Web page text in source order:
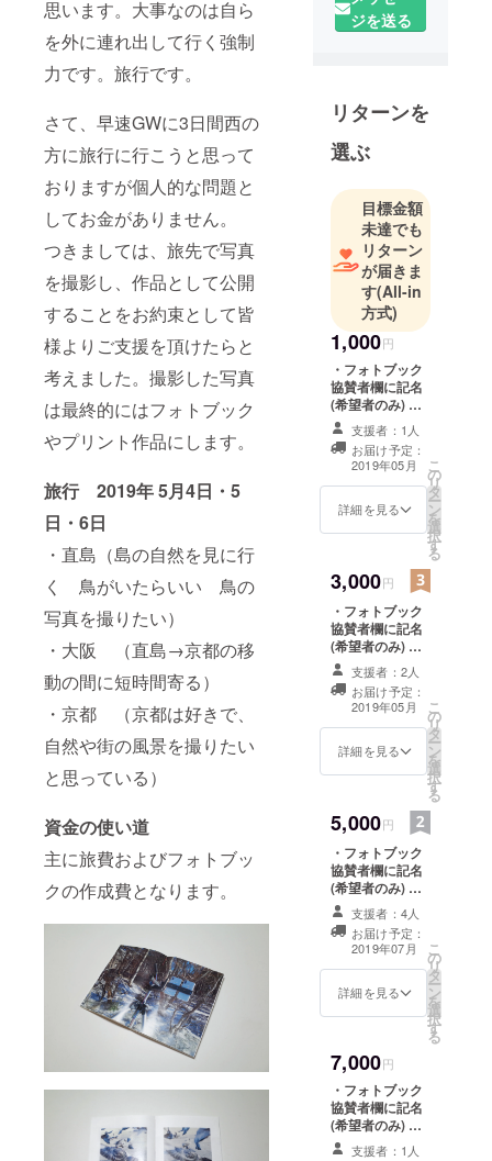
思います。大事なのは自ら
を外に連れ出して行く強制
力です。旅行です。
さて、早速GWに3日間西の
方に旅行に行こうと思って
おりますが個人的な問題と
してお金がありません。
つきましては、旅先で写真
を撮影し、作品として公開
することをお約束として皆
様よりご支援を頂けたらと
考えました。撮影した写真
は最終的にはフォトブック
やプリント作品にします。
旅行 2019年5月4日・5
日・6日
・直島（島の自然を見に行
く 鳥がいたらいい 鳥の
写真を撮りたい）
・大阪 （直島→京都の移
動の間に短時間寄る）
・京都 （京都は好きで、
自然や街の風景を撮りたい
と思っている）
資金の使い道
主に旅費およびフォトブッ
クの作成費となります。
ジを送る
リターンを
選ぶ
目標金額
未達でも
リターン
が届きま
す(All-in
方式)
1,000円
・フォトブック
協賛者欄に記名
(希望者のみ) ・
旅行記メルマガ
配信（5月4日~6
日の3日間） ※支
援時、必ず備考
欄にご希望のお
名前をご記入く
ユーザー名を掲
載いたします。
ご了承くださ
い。また、記名
をご希望されな
い場合はその旨
をご記入お願い
します。
支援者：1人
お届け予定：
2019年05月
詳細を見る
こ
の
リ
タ
ー
ン
を
選
択
す
る
3,000円
・フォトブック
協賛者欄に記名
(希望者のみ) ・
旅行記メルマガ
配信（5月4日~6
日の3日間） ・
フォトブックに
は含まれない写
真作品データの
希望のお名前を
ご記入くださ
い。 記入のない
場合は
CAMPFIREの
ユーザー名を掲
載いたします。
ご了承くださ
い。また、記名
い場合はその旨
をご記入お願い
支援者：2人
お届け予定：
2019年05月
詳細を見る
こ
の
リ
タ
ー
ン
を
選
択
す
る
5,000円
・フォトブック
協賛者欄に記名
(希望者のみ) ・
旅行記メルマガ
配信（5月4日~6
日の3日間） ・
フォトブック ※
支援時、必ず備
考欄にご希望の
CAMPFIREの
ユーザー名を掲
載いたします。
ご了承くださ
い。また、記名
をご希望されな
支援者：4人
お届け予定：
2019年07月
詳細を見る
こ
の
リ
タ
ー
ン
を
選
択
す
る
7,000円
・フォトブック
協賛者欄に記名
(希望者のみ) ・
旅行記メルマガ
支援者：1人